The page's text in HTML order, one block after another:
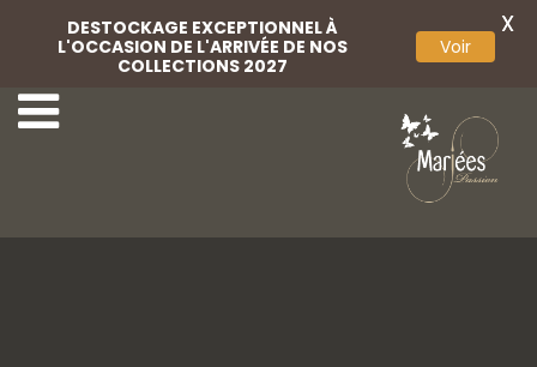
Chaussures satin Chaussures satin
DESTOCKAGE EXCEPTIONNEL À
L'OCCASION DE L'ARRIVÉE DE NOS
COLLECTIONS 2027
Voir
X